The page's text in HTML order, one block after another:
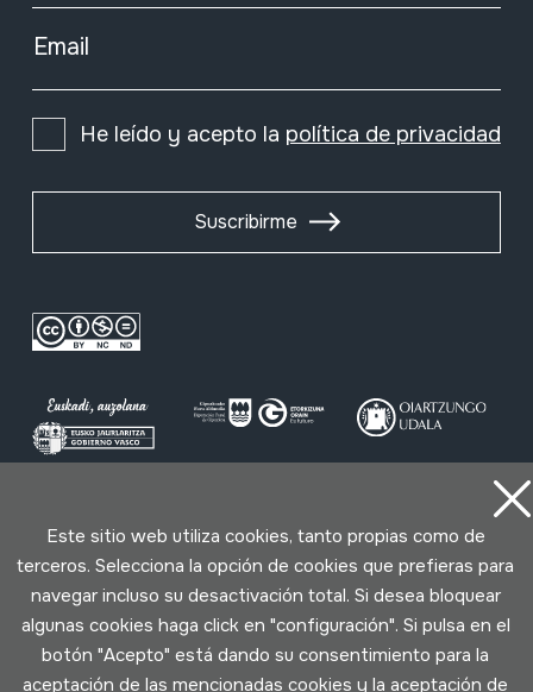
Email
He leído y acepto la política de privacidad
Suscribirme
Condiciones de uso
Política de privacidad
Política de cookies
Desarrollado por Lotura
Este sitio web utiliza cookies, tanto propias como de
terceros. Selecciona la opción de cookies que prefieras para
navegar incluso su desactivación total. Si desea bloquear
algunas cookies haga click en "configuración". Si pulsa en el
botón "Acepto" está dando su consentimiento para la
aceptación de las mencionadas cookies y la aceptación de